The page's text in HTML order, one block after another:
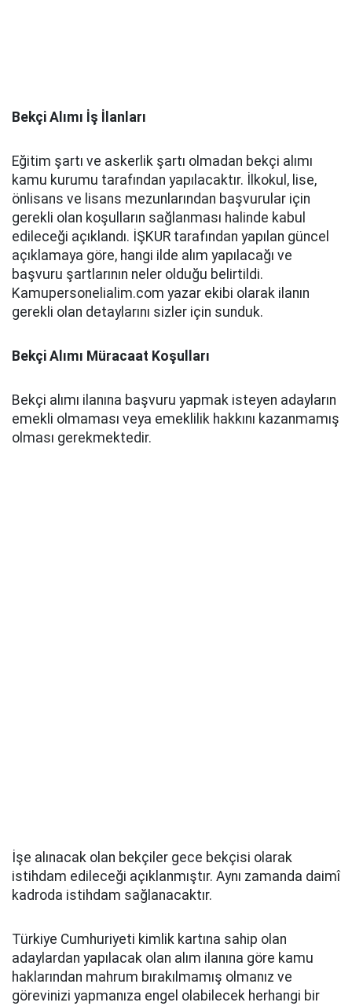
Bekçi Alımı İş İlanları
Eğitim şartı ve askerlik şartı olmadan bekçi alımı
kamu kurumu tarafından yapılacaktır. İlkokul, lise,
önlisans ve lisans mezunlarından başvurular için
gerekli olan koşulların sağlanması halinde kabul
edileceği açıklandı. İŞKUR tarafından yapılan güncel
açıklamaya göre, hangi ilde alım yapılacağı ve
başvuru şartlarının neler olduğu belirtildi.
Kamupersonelialim.com yazar ekibi olarak ilanın
gerekli olan detaylarını sizler için sunduk.
Bekçi Alımı Müracaat Koşulları
Bekçi alımı ilanına başvuru yapmak isteyen adayların
emekli olmaması veya emeklilik hakkını kazanmamış
olması gerekmektedir.
İşe alınacak olan bekçiler gece bekçisi olarak
istihdam edileceği açıklanmıştır. Aynı zamanda daimî
kadroda istihdam sağlanacaktır.
Türkiye Cumhuriyeti kimlik kartına sahip olan
adaylardan yapılacak olan alım ilanına göre kamu
haklarından mahrum bırakılmamış olmanız ve
görevinizi yapmanıza engel olabilecek herhangi bir